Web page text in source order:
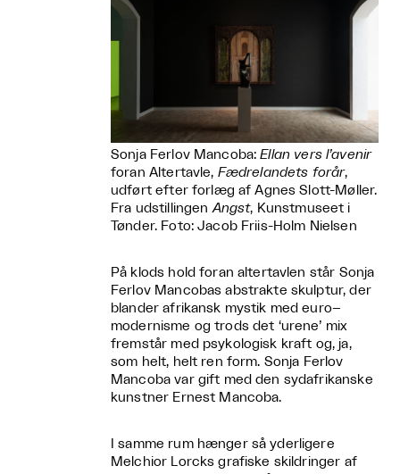
Sonja Ferlov Mancoba:Ellan vers l’avenir
foran Altertavle, Fædrelandets forår,
udført efter forlæg af Agnes Slott-Møller.
Fra udstillingenAngst, Kunstmuseet i
Tønder. Foto: Jacob Friis-Holm Nielsen
På klods hold foran altertavlen står Sonja
Ferlov Mancobas abstrakte skulptur, der
blander afrikansk mystik med euro–
modernisme og trods det ‘urene’ mix
fremstår med psykologisk kraft og, ja,
som helt, helt ren form. Sonja Ferlov
Mancoba var gift med den sydafrikanske
kunstner Ernest Mancoba.
I samme rum hænger så yderligere
Melchior Lorcks grafiske skildringer af